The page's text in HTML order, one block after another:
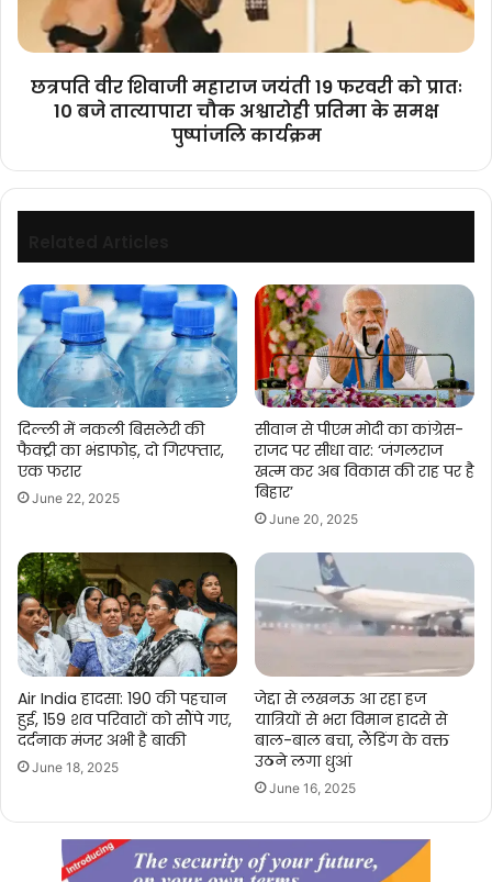
प्रातः
बजे
तात्यापारा
प्रतिमा
के
छत्रपति वीर शिवाजी महाराज जयंती 19 फरवरी को प्रातः
10 बजे तात्यापारा चौक अश्वारोही प्रतिमा के समक्ष
पुष्पांजलि कार्यक्रम
दिल्ली में नकली बिसलेरी की
फैक्ट्री का भंडाफोड़, दो गिरफ्तार,
एक फरार
June 22, 2025
सीवान से पीएम मोदी का कांग्रेस-
राजद पर सीधा वार: ‘जंगलराज
खत्म कर अब विकास की राह पर है
बिहार’
June 20, 2025
Air India हादसा: 190 की पहचान
हुई, 159 शव परिवारों को सौंपे गए,
दर्दनाक मंजर अभी है बाकी
June 18, 2025
जेद्दा से लखनऊ आ रहा हज
यात्रियों से भरा विमान हादसे से
बाल-बाल बचा, लैंडिंग के वक्त
उठने लगा धुआं
June 16, 2025